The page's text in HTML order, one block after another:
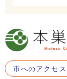
市へのアクセス